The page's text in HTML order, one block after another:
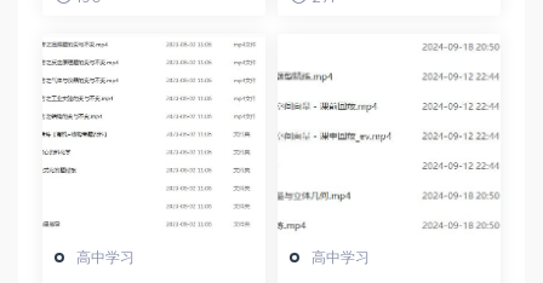
教程
教程
高中学习 高中学习